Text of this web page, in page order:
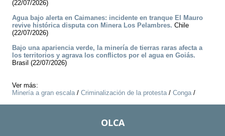
(22/07/2026)
Agua bajo alerta en Caimanes: incidente en tranque El Mauro
revive histórica disputa con Minera Los Pelambres. Chile
(22/07/2026)
Bajo una apariencia verde, la minería de tierras raras afecta a
los territorios y agrava los conflictos por el agua en Goiás.
Brasil (22/07/2026)
Ver más:
Minería a gran escala/ Criminalización de la protesta/ Conga/
OLCA